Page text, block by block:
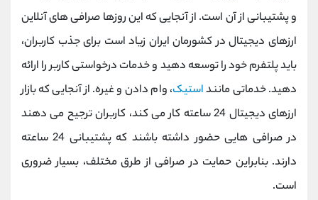
و پشتیبانی از آن است. از آنجایی که این روزها صرافی های آنلاین
ارزهای دیجیتال در کشورمان ایران زیاد است برای جذب کاربران،
باید پلتفرم خود را توسعه دهید و خدمات درخواستی کاربر را ارائه
دهید. خدماتی ماننداستیک، وام دادن و غیره. از آنجایی که بازار
ارزهای دیجیتال 24 ساعته کار می کند، کاربران ترجیح می دهند
در صرافی هایی حضور داشته باشند که پشتیبانی 24 ساعته
دارند. بنابراین حمایت در صرافی از طرق مختلف، بسیار ضروری
است.